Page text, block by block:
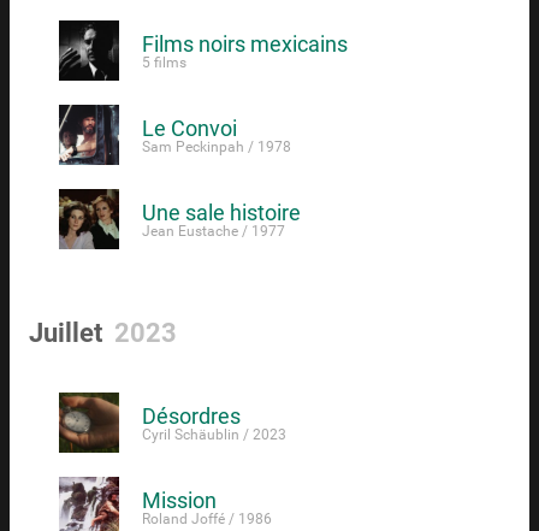
Films noirs mexicains
5 films
Le Convoi
Sam Peckinpah / 1978
Une sale histoire
Jean Eustache / 1977
Juillet 2023
Désordres
Cyril Schäublin / 2023
Mission
Roland Joffé / 1986